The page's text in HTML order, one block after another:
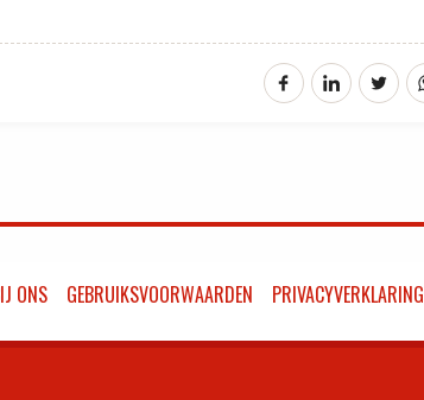
ONS GEBRUIKSVOORWAARDEN PRIVACYVERKLARING